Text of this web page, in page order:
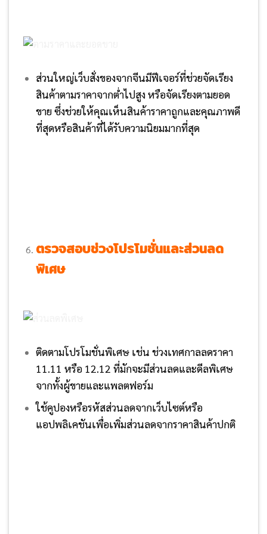
ส่วนใหญ่เว็บสั่งของจากจีนมีฟีเจอร์ที่ช่วยจัดเรียง
สินค้าตามราคาจากต่ำไปสูง หรือจัดเรียงตามยอด
ขาย ซึ่งช่วยให้คุณเห็นสินค้าราคาถูกและคุณภาพดี
ที่สุดหรือสินค้าที่ได้รับความนิยมมากที่สุด
ตรวจสอบช่วงโปรโมชั่นและส่วนลด
พิเศษ
ติดตามโปรโมชั่นพิเศษ เช่น ช่วงเทศกาลลดราคา
11.11 หรือ 12.12 ที่มักจะมีส่วนลดและดีลพิเศษ
จากทั้งผู้ขายและแพลตฟอร์ม
ใช้คูปองหรือรหัสส่วนลดจากเว็บไซต์หรือ
แอปพลิเคชันเพื่อเพิ่มส่วนลดจากราคาสินค้าปกติ